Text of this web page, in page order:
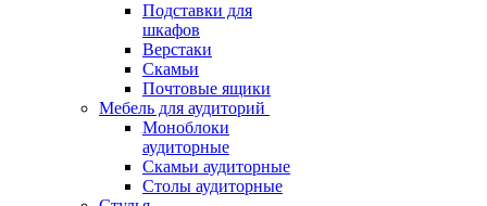
Подставки для
шкафов
Верстаки
Скамьи
Почтовые ящики
Мебель для аудиторий
Моноблоки
аудиторные
Скамьи аудиторные
Столы аудиторные